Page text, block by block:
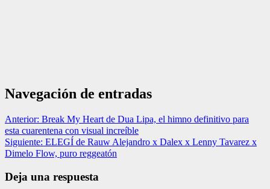
Navegación de entradas
Anterior: Break My Heart de Dua Lipa, el himno definitivo para
esta cuarentena con visual increíble
Siguiente: ELEGÍ de Rauw Alejandro x Dalex x Lenny Tavarez x
Dimelo Flow, puro reggeatón
Deja una respuesta